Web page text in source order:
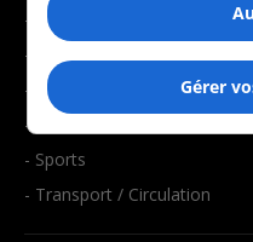
- Éducation
- Environnement
- Faits divers
- Santé et bien-être
- Sports
- Transport / Circulation
Gérer